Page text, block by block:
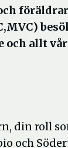
och allt
din roll
och